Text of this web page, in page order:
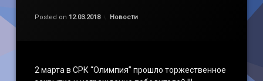
Posted on 12.03.2018
Обновлено на
by
Категории:
Новости
2 марта в СРК “Олимпия” прошло торжественное